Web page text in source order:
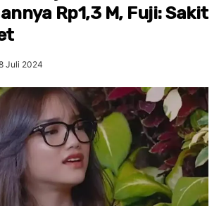
Rp1,3 M, Fuji: Sakit
Juli 2024